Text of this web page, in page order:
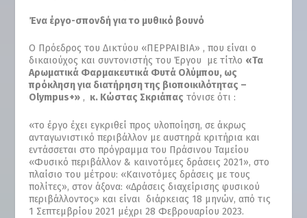
Ένα έργο-σπονδή για το μυθικό βουνό
Ο Πρόεδρος του Δικτύου «ΠΕΡΡΑΙΒΙΑ» , που είναι ο
δικαιούχος και συντονιστής του Έργου με τίτλο «Τα
Αρωματικά Φαρμακευτικά Φυτά Ολύμπου, ως
πρόκληση για διατήρηση της βιοποικιλότητας –
Olympus+» , κ. Κώστας Σκριάπας τόνισε ότι :
«το έργο έχει εγκριθεί προς υλοποίηση, σε άκρως
ανταγωνιστικό περιβάλλον με αυστηρά κριτήρια και
εντάσσεται στο πρόγραμμα του Πράσινου Ταμείου
«Φυσικό περιβάλλον & καινοτόμες δράσεις 2021», στο
πλαίσιο του μέτρου: «Καινοτόμες δράσεις με τους
πολίτες», στον άξονα: «Δράσεις διαχείρισης φυσικού
περιβάλλοντος» και είναι διάρκειας 18 μηνών, από τις
1 Σεπτεμβρίου 2021 μέχρι 28 Φεβρουαρίου 2023.